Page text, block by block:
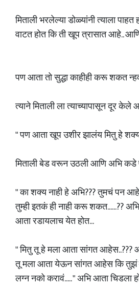
मिताली भरलेल्या डोळ्यांनी त्याला पाहत
वाटत होत कि ती खूप त्रासात आहे..
पण आता तो सुद्धा काहीही करू शकत
त्याने मिताली ला त्याच्यापासून दूर केले
" पण आता खूप उशीर झालंय मितु हे शक्य
मिताली बेड वरून उठली आणि अभि कडे
" का शक्य नाही हे अभि??? तुमचं पन आहे
तुम्ही इतकं ही नाही करू शकत......?? अभि
आता रडायलाच येत होत...
" मितु तू हे मला आता सांगत
तू मला आता येऊन सांगत आहेस कि तुझं
लग्न नको करावं..... " अभि आता चिडला